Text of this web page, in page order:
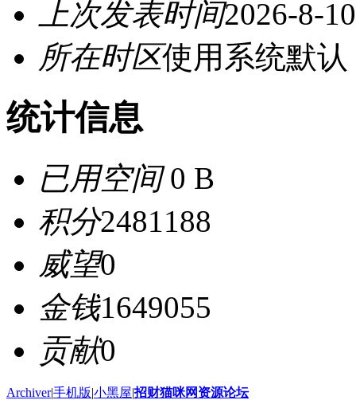
上次发表时间2026-8-
所在时区使用系统默认
统计信息
已用空间0 B
积分2481188
威望0
金钱1649055
贡献0
Archiver|手机版|小黑屋|招财猫咪网资源论坛